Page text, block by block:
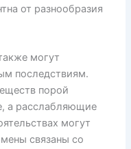
от разнообразия
могут
последствиям.
порой
а расслабляющие
могут
связаны со